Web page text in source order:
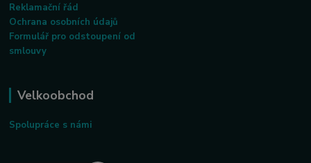
Reklamační řád
Ochrana osobních údajů
Formulář pro odstoupení od
smlouvy
Velkoobchod
Spolupráce s námi